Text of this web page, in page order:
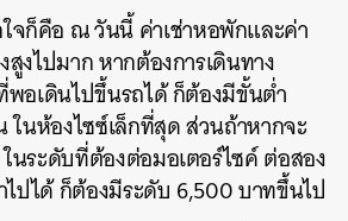
จก็คือ ณ วันนี้ ค่าเช่าหอพักและค่า
งไปมาก หากต้องการเดินทาง
อเดินไปขึ้นรถได้ ก็ต้องมีขั้นต่ำ
ในห้องไซซ์เล็กที่สุด ส่วนถ้าหากจะ
ระดับที่ต้องต่อมอเตอร์ไซค์ ต่อสอง
ปได้ ก็ต้องมีระดับ 6,500บาทขึ้นไป